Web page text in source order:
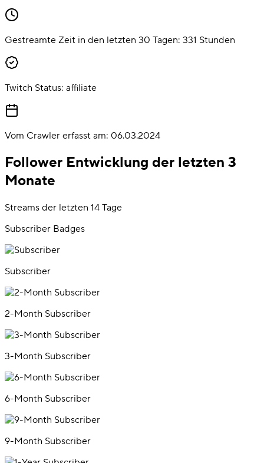
Gestreamte Zeit in den letzten 30 Tagen: 331 Stunden
Twitch Status: affiliate
Vom Crawler erfasst am: 06.03.2024
Follower Entwicklung der letzten 3
Monate
Streams der letzten 14 Tage
Subscriber Badges
Subscriber
2-Month Subscriber
3-Month Subscriber
6-Month Subscriber
9-Month Subscriber